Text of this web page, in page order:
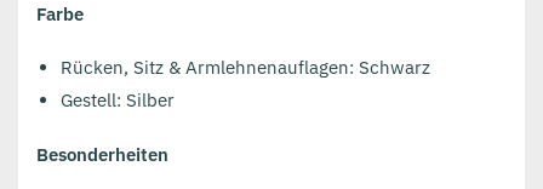
Farbe
Rücken, Sitz & Armlehnenauflagen: Schwarz
Gestell: Silber
Besonderheiten